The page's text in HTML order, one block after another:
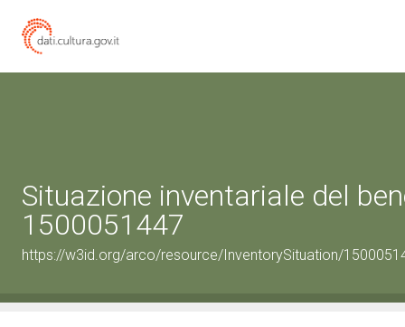
Situazione inventariale del
1500051447
https://w3id.org/arco/resource/InventorySituation/